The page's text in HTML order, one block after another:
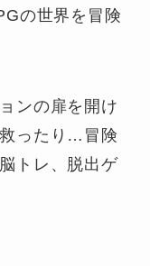
の世界を冒険
ンの扉を開け
ったり…冒険
トレ、脱出ゲ